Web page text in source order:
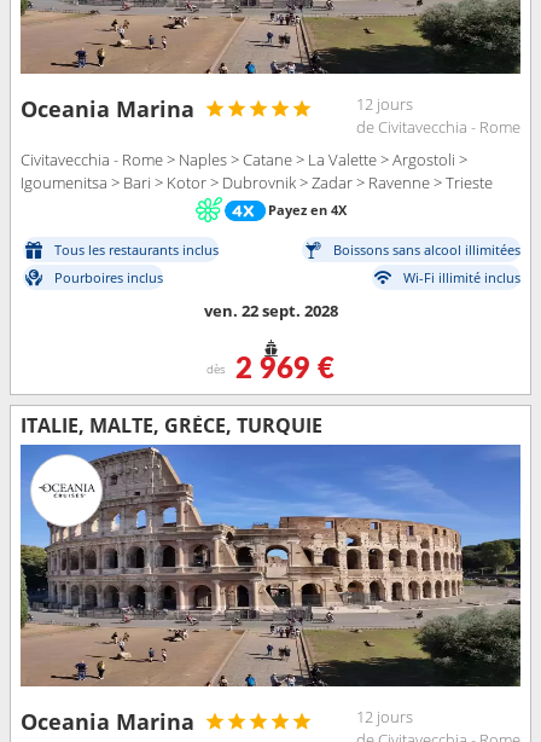
Oceania Marina
12 jours
de Civitavecchia - Rome
Civitavecchia - Rome > Naples > Catane > La Valette > Argostoli >
Igoumenitsa > Bari > Kotor > Dubrovnik > Zadar > Ravenne > Trieste
Payez en 4X
Tous les restaurants inclus
Boissons sans alcool illimitées
Pourboires inclus
Wi-Fi illimité inclus
ven. 22 sept. 2028
dès 2 969 €
ITALIE, MALTE, GRÈCE, TURQUIE
Oceania Marina
12 jours